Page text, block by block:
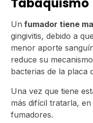
Un fumador tiene
gingivitis, debido a
menor aporte
reduce su
bacterias de la placa
Una vez que tiene
más difícil tratarla,
fumadores.